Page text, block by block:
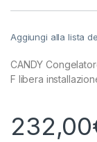
Aggiungi alla lista
CANDY
F libera
232,00